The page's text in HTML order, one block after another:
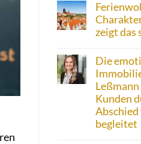
zeigt das
Die
Kunden
Abschied
begleitet